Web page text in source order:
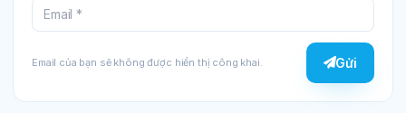
Email của bạn sẽ không được hiển thị công khai. Gửi